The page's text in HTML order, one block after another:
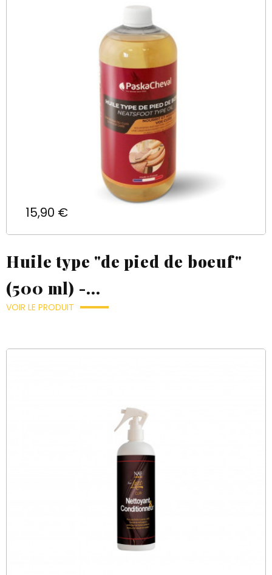
Prix
15,90 €
Huile type "de pied de boeuf"
(500 ml) -...
VOIR LE PRODUIT